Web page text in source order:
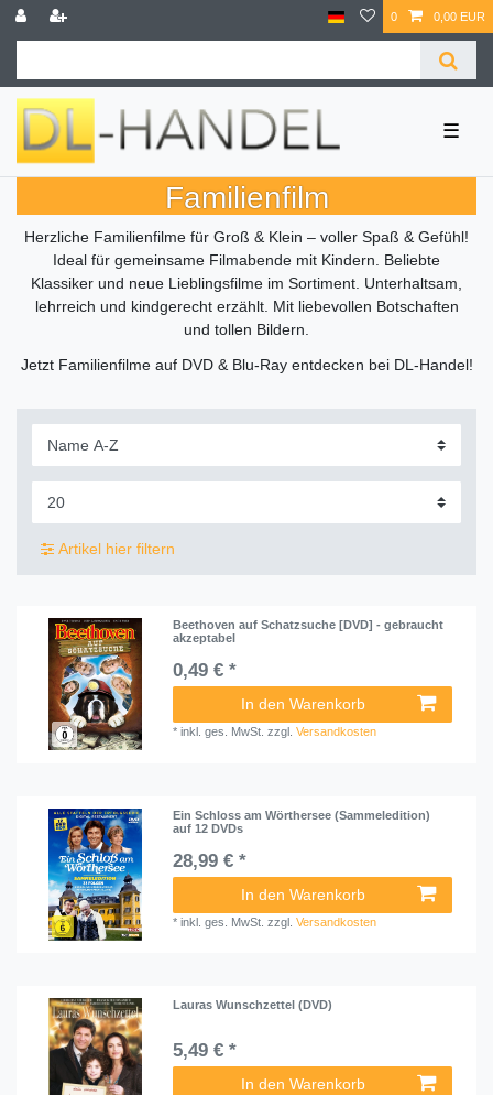
0 0,00 EUR
☰
Familienfilm
Herzliche Familienfilme für Groß & Klein – voller Spaß & Gefühl!
Ideal für gemeinsame Filmabende mit Kindern. Beliebte
Klassiker und neue Lieblingsfilme im Sortiment. Unterhaltsam,
lehrreich und kindgerecht erzählt. Mit liebevollen Botschaften
und tollen Bildern.
Jetzt Familienfilme auf DVD & Blu-Ray entdecken bei DL-Handel!
Artikel hier filtern
Beethoven auf Schatzsuche [DVD] - gebraucht
akzeptabel
0,49 € *
In den Warenkorb
*inkl. ges. MwSt. zzgl.Versandkosten
Ein Schloss am Wörthersee (Sammeledition)
auf 12 DVDs
28,99 € *
In den Warenkorb
*inkl. ges. MwSt. zzgl.Versandkosten
Lauras Wunschzettel (DVD)
5,49 € *
In den Warenkorb